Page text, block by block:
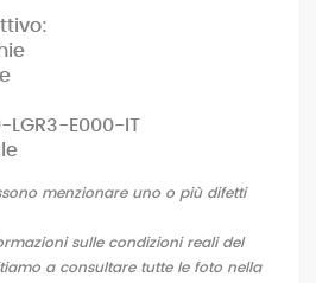
LGR3-E000-IT
menzionare uno o più difetti
sulle condizioni reali del
a consultare tutte le foto nella